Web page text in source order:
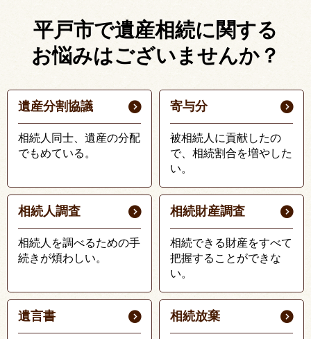
平戸市で遺産相続に関する
お悩みはございませんか？
遺産分割協議
相続人同士、遺産の分配
でもめている。
寄与分
被相続人に貢献したの
で、相続割合を増やした
い。
相続人調査
相続人を調べるための手
続きが煩わしい。
相続財産調査
相続できる財産をすべて
把握することができな
い。
遺言書 相続放棄